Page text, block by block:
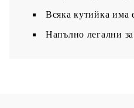
Всяка кутийка има
Напълно легални